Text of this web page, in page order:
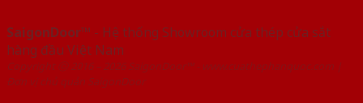
SaigonDoor™ - Hệ thống Showroom cửa thép cửa sắt
hàng đầu Việt Nam
Copyright ⓒ 2016 – 2026 SaigonDoor™ - www.cuathephanquoc.com |
Đơn vị chủ quản SaigonDoor